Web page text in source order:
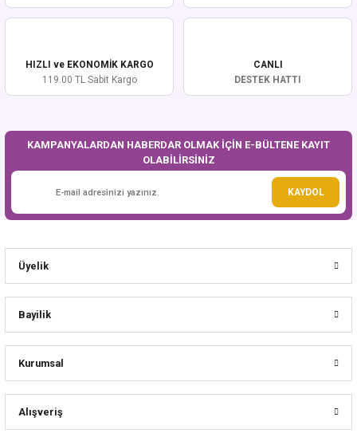
HIZLI ve EKONOMİK KARGO
119.00 TL Sabit Kargo
CANLI
DESTEK HATTI
KAMPANYALARDAN HABERDAR OLMAK İÇİN E-BÜLTENE KAYIT
OLABİLİRSİNİZ
KAYDOL
Üyelik
Bayilik
Kurumsal
Alışveriş